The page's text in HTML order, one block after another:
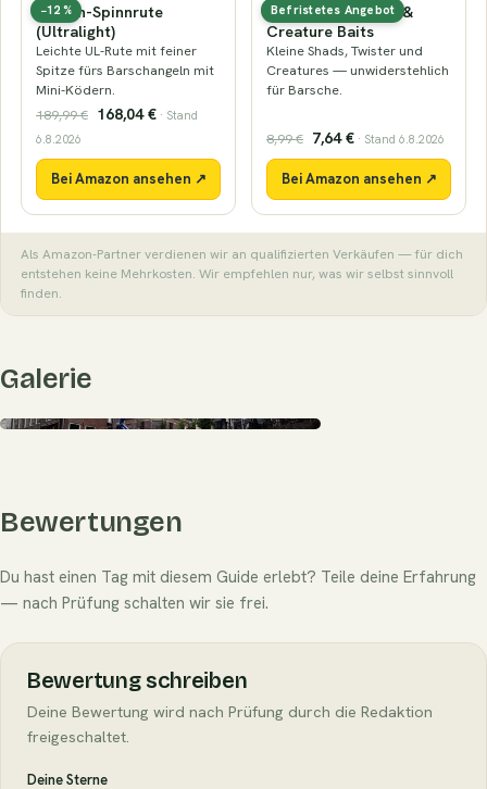
−12 %
Barsch-Spinnrute
(Ultralight)
Leichte UL-Rute mit feiner
Spitze fürs Barschangeln mit
Mini-Ködern.
189,99 € 168,04 € · Stand
6.8.2026
Bei Amazon ansehen ↗
Befristetes Angebot
Mini-Gummiköder &
Creature Baits
Kleine Shads, Twister und
Creatures — unwiderstehlich
für Barsche.
8,99 € 7,64 € · Stand 6.8.2026
Bei Amazon ansehen ↗
Als Amazon-Partner verdienen wir an qualifizierten Verkäufen — für dich
entstehen keine Mehrkosten. Wir empfehlen nur, was wir selbst sinnvoll
finden.
Galerie
Bewertungen
Du hast einen Tag mit diesem Guide erlebt? Teile deine Erfahrung
— nach Prüfung schalten wir sie frei.
Bewertung schreiben
Deine Bewertung wird nach Prüfung durch die Redaktion
freigeschaltet.
Deine Sterne